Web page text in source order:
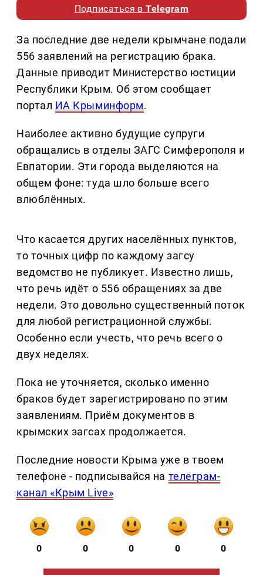
Подписаться вTelegram
За последние две недели крымчане подали
556 заявлений на регистрацию брака.
Данные приводит Министерство юстиции
Республики Крым. Об этом сообщает
портал ИА Крыминформ.
Наиболее активно будущие супруги
обращались в отделы ЗАГС Симферополя и
Евпатории. Эти города выделяются на
общем фоне: туда шло больше всего
влюблённых.
Что касается других населённых пунктов,
то точных цифр по каждому загсу
ведомство не публикует. Известно лишь,
что речь идёт о 556 обращениях за две
недели. Это довольно существенный поток
для любой регистрационной службы.
Особенно если учесть, что речь всего о
двух неделях.
Пока не уточняется, сколько именно
браков будет зарегистрировано по этим
заявлениям. Приём документов в
крымских загсах продолжается.
Последние новости Крыма уже в твоем
телефоне - подписывайся на телеграм-
канал «Крым Live»
0 0 0 0 0